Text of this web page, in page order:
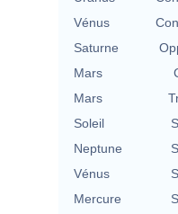
Vénus
Saturne
Mars
Mars
Soleil
Neptune
Vénus
Mercure